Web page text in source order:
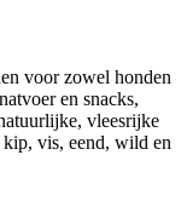
voor zowel honden
en snacks,
vleesrijke
vis, eend, wild en